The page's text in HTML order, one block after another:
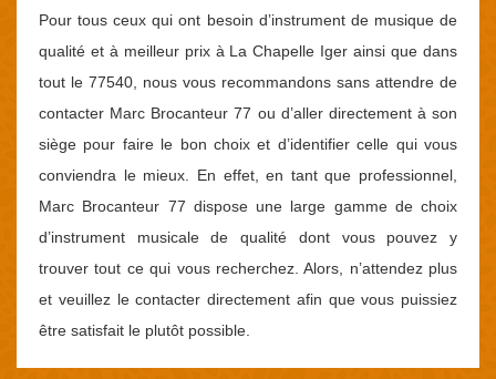
Pour tous ceux qui ont besoin d’instrument de musique de
qualité et à meilleur prix à La Chapelle Iger ainsi que dans
tout le 77540, nous vous recommandons sans attendre de
contacter Marc Brocanteur 77 ou d’aller directement à son
siège pour faire le bon choix et d’identifier celle qui vous
conviendra le mieux. En effet, en tant que professionnel,
Marc Brocanteur 77 dispose une large gamme de choix
d’instrument musicale de qualité dont vous pouvez y
trouver tout ce qui vous recherchez. Alors, n’attendez plus
et veuillez le contacter directement afin que vous puissiez
être satisfait le plutôt possible.